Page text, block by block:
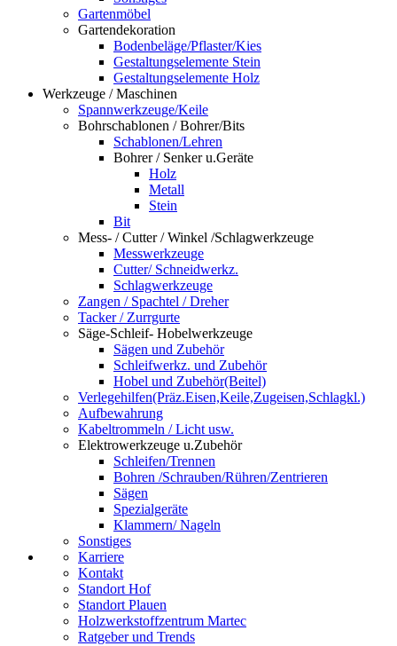
Gartenmöbel
Gartendekoration
Bodenbeläge/Pflaster/Kies
Gestaltungselemente Stein
Gestaltungselemente Holz
Werkzeuge / Maschinen
Spannwerkzeuge/Keile
Bohrschablonen / Bohrer/Bits
Schablonen/Lehren
Bohrer / Senker u.Geräte
Holz
Metall
Stein
Bit
Mess- / Cutter / Winkel /Schlagwerkzeuge
Messwerkzeuge
Cutter/ Schneidwerkz.
Schlagwerkzeuge
Zangen / Spachtel / Dreher
Tacker / Zurrgurte
Säge-Schleif- Hobelwerkzeuge
Sägen und Zubehör
Schleifwerkz. und Zubehör
Hobel und Zubehör(Beitel)
Verlegehilfen(Präz.Eisen,Keile,Zugeisen,Schlagkl.)
Aufbewahrung
Kabeltrommeln / Licht usw.
Elektrowerkzeuge u.Zubehör
Schleifen/Trennen
Bohren /Schrauben/Rühren/Zentrieren
Sägen
Spezialgeräte
Klammern/ Nageln
Sonstiges
Karriere
Kontakt
Standort Hof
Standort Plauen
Holzwerkstoffzentrum Martec
Ratgeber und Trends